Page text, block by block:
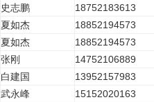
史志鹏
18752183613
夏如杰
18852194573
夏如杰
18852194573
张刚
14752106889
白建国 13952157983
武永峰
15152020163